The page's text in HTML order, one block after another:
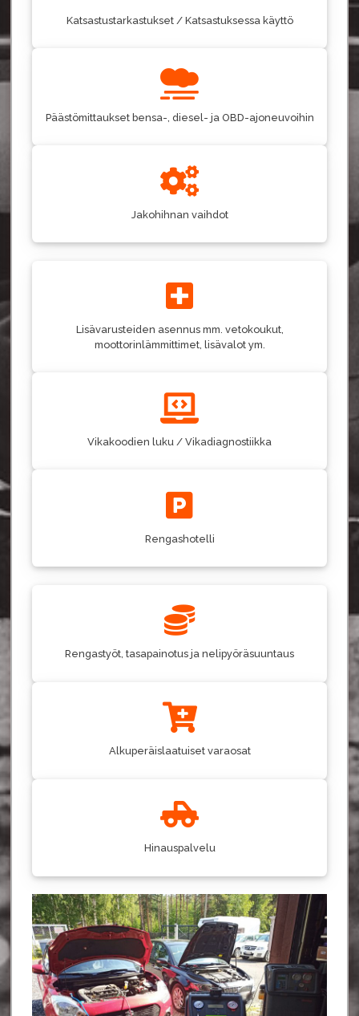
Katsastustarkastukset / Katsastuksessa käyttö
Päästömittaukset bensa-, diesel- ja OBD-ajoneuvoihin
Jakohihnan vaihdot
Lisävarusteiden asennus mm. vetokoukut,
moottorinlämmittimet, lisävalot ym.
Vikakoodien luku / Vikadiagnostiikka
Rengashotelli
Rengastyöt, tasapainotus ja nelipyöräsuuntaus
Alkuperäislaatuiset varaosat
Hinauspalvelu